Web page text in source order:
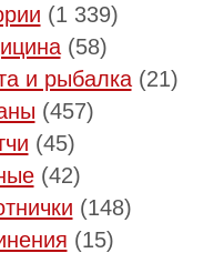
(1 339)
(58)
и рыбалка(21)
(457)
(45)
(42)
(148)
(15)